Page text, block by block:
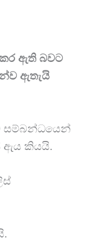
ඇති බවට
ඇතැයි
සම්බන්ධයෙන්
ඇය කියයි.